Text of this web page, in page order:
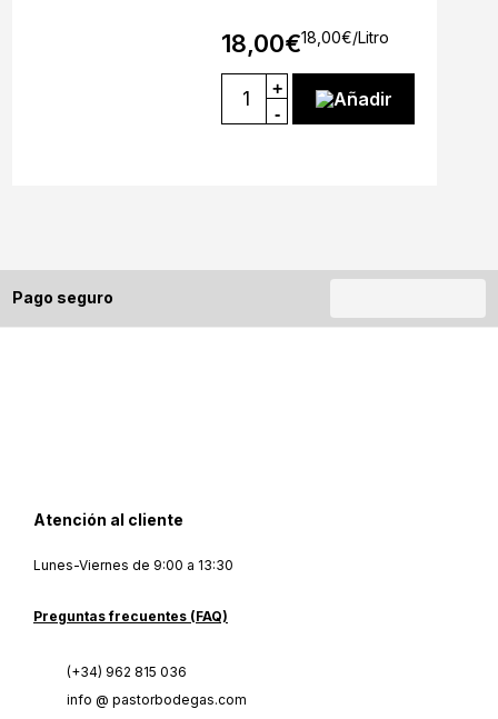
18,00€18,00€/Litro
+
-
Añadir
Pago seguro
Atención al cliente
Lunes-Viernes de 9:00 a 13:30
Preguntas frecuentes (FAQ)
(+34) 962 815 036
info @ pastorbodegas.com